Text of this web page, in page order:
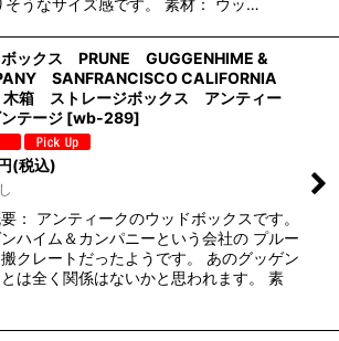
ボックス PRUNE GUGGENHIME &
SANFRANCISCO CALIFORNIA
箱 ストレージボックス アンティー
テージ [wb-289]
(税込)
： アンティークのウッドボックスです。
ハイム＆カンパニーという会社の プルー
クレートだったようです。 あのグッゲン
は全く関係はないかと思われます。 素